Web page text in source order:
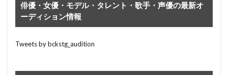
俳優・女優・モデル・タレント・歌手・声優の最新オ
ーディション情報
Tweets by bckstg_audition